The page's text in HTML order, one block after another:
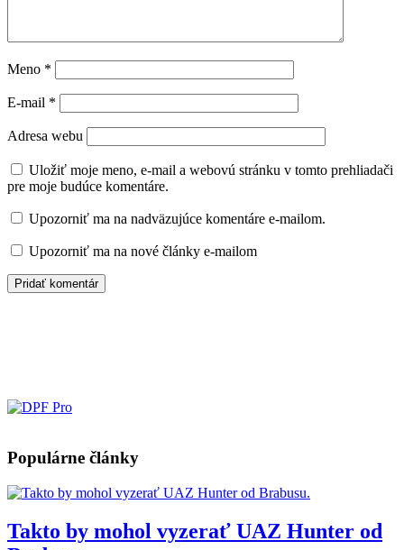
Meno *
E-mail *
Adresa webu
Uložiť moje meno, e-mail a webovú stránku v tomto prehliadači
pre moje budúce komentáre.
Upozorniť ma na nadväzujúce komentáre e-mailom.
Upozorniť ma na nové články e-mailom
Populárne články
Takto by mohol vyzerať UAZ Hunter od